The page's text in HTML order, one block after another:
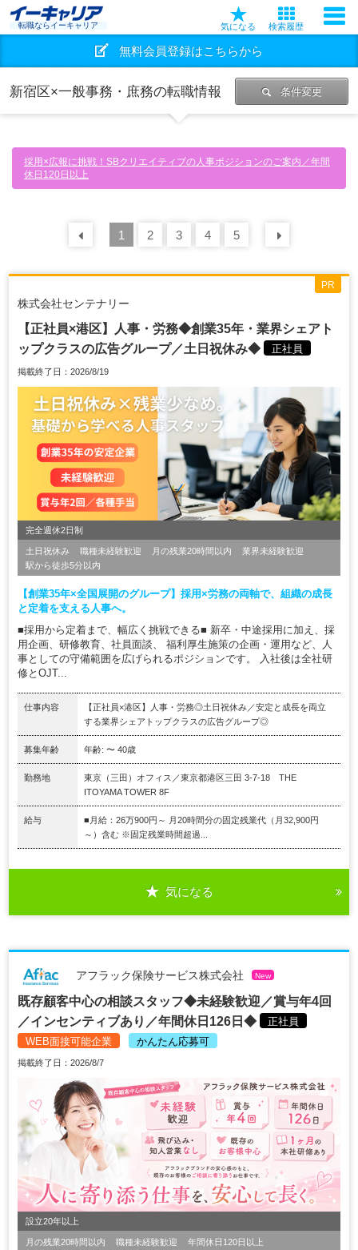
転職ならイーキャリア 気になる 検索履歴
無料会員登録はこちらから
新宿区×一般事務・庶務の転職情報 条件変更
採用×広報に挑戦！SBクリエイティブの人事ポジションのご案内／年間
休日120日以上
前の 30
1 2 3 4 5
株式会社センテナリー
【正社員×港区】人事・労務◆創業35年・業界シェアト
ップクラスの広告グループ／土日祝休み◆
正社員
掲載終了日：2026/8/19
完全週休2日制
土日祝休み 職種未経験歓迎 月の残業20時間以内
業界未経験歓迎
駅から徒歩5分以内
【創業35年×全国展開のグループ】採用×労務の両軸で、組織の成長
と定着を支える人事へ。
■採用から定着まで、幅広く挑戦できる■ 新卒・中途採用に加え、採
用企画、研修教育、社員面談、 福利厚生施策の企画・運用など、人
事としての守備範囲を広げられるポジションです。 入社後は全社研
修とOJT...
仕事内容
【正社員×港区】人事・労務◎土日祝休み／安定と成長を両立
する業界シェアトップクラスの広告グループ◎
募集年齢 年齢: 〜 40歳
勤務地
東京（三田）オフィス／東京都港区三田 3-7-18 THE
ITOYAMA TOWER 8F
給与
■月給：26万900円～ 月20時間分の固定残業代（月32,900円
～）含む ※固定残業時間超過...
気になる
PR
アフラック保険サービス株式会社 New
既存顧客中心の相談スタッフ◆未経験歓迎／賞与年4回
／インセンティブあり／年間休日126日◆
正社員
WEB面接可能企業
かんたん応募可
掲載終了日：2026/8/7
設立20年以上
月の残業20時間以内 職種未経験歓迎
年間休日120日以上